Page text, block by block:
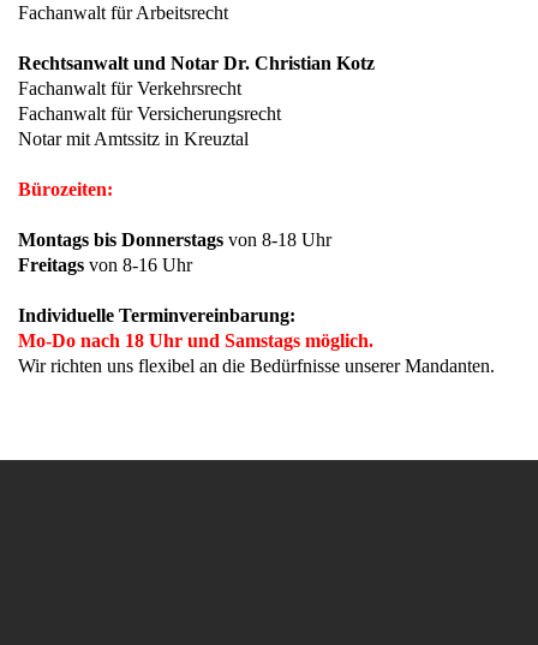
Fachanwalt für Arbeitsrecht
Rechtsanwalt und Notar Dr. Christian Kotz
Fachanwalt für Verkehrsrecht
Fachanwalt für Versicherungsrecht
Notar mit Amtssitz in Kreuztal
Bürozeiten:
Montags bis Donnerstags von 8-18 Uhr
Freitags von 8-16 Uhr
Individuelle Terminvereinbarung:
Mo-Do nach 18 Uhr und Samstags möglich.
Wir richten uns flexibel an die Bedürfnisse unserer Mandanten.